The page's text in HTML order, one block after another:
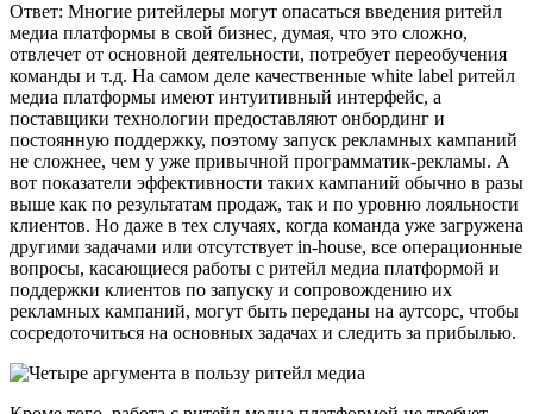
Ответ: Многие ритейлеры могут опасаться введения ритейл
медиа платформы в свой бизнес, думая, что это сложно,
отвлечет от основной деятельности, потребует переобучения
команды и т.д. На самом деле качественные white label ритейл
медиа платформы имеют интуитивный интерфейс, а
поставщики технологии предоставляют онбординг и
постоянную поддержку, поэтому запуск рекламных кампаний
не сложнее, чем у уже привычной программатик-рекламы. А
вот показатели эффективности таких кампаний обычно в разы
выше как по результатам продаж, так и по уровню лояльности
клиентов. Но даже в тех случаях, когда команда уже загружена
другими задачами или отсутствует in-house, все операционные
вопросы, касающиеся работы с ритейл медиа платформой и
поддержки клиентов по запуску и сопровождению их
рекламных кампаний, могут быть переданы на аутсорс, чтобы
сосредоточиться на основных задачах и следить за прибылью.